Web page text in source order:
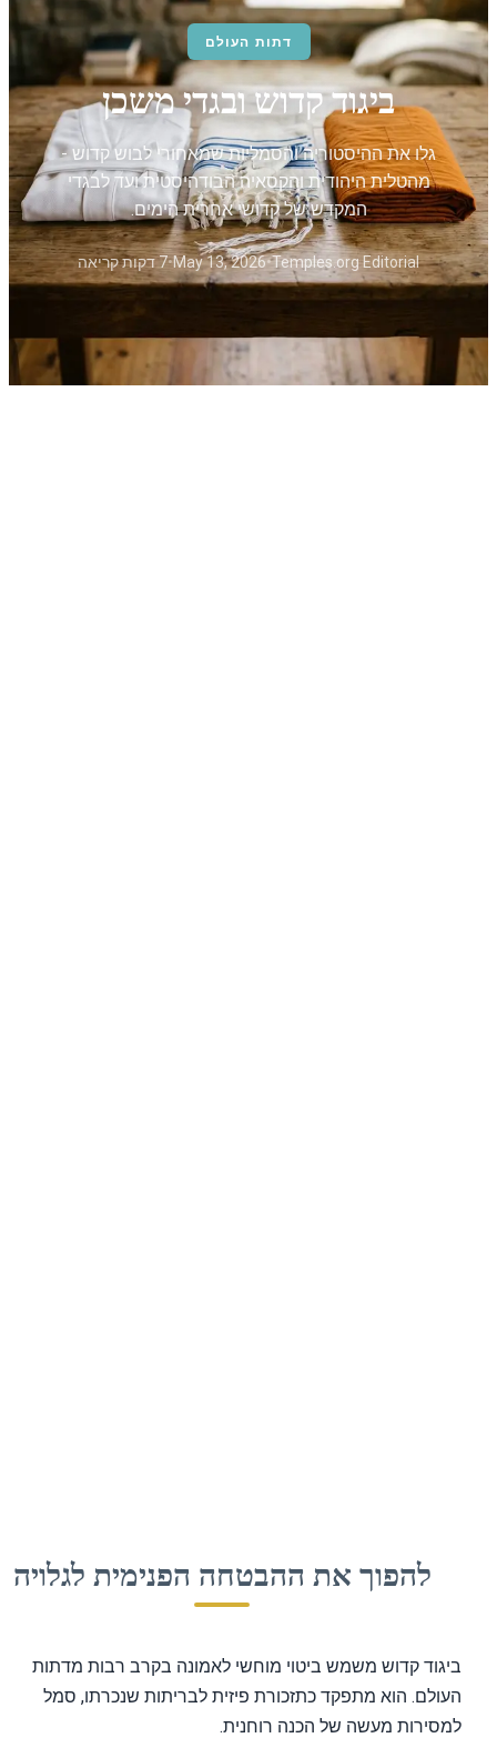
דתות העולם
ביגוד קדוש ובגדי משכן
גלו את ההיסטוריה והסמליות שמאחורי לבוש קדוש -
מהטלית היהודית והקסאיה הבודהיסטית ועד לבגדי
המקדש של קדושי אחרית הימים.
Temples.org Editorial
•
May 13, 2026
•7 דקות קריאה
להפוך את ההבטחה הפנימית לגלויה
קדוש משמש ביטוי מוחשי לאמונה בקרב רבות מדתות
הוא מתפקד כתזכורת פיזית לבריתות שנכרתו, סמל
מעשה של הכנה רוחנית.